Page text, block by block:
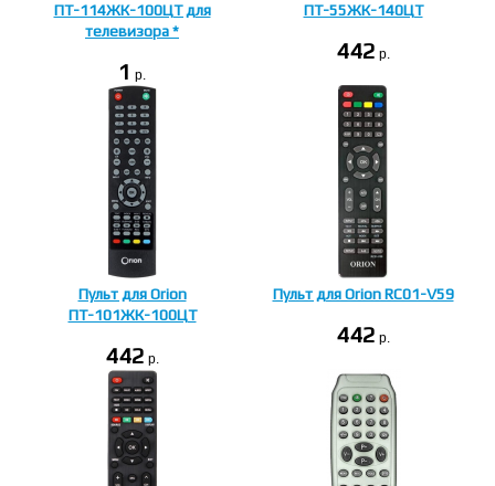
ПТ-114ЖК-100ЦТ для
телевизора *
1 p.
ПТ-55ЖК-140ЦT
442 p.
Пульт для Orion
ПТ-101ЖК-100ЦТ
442 p.
Пульт для Orion RC01-V59
442 p.